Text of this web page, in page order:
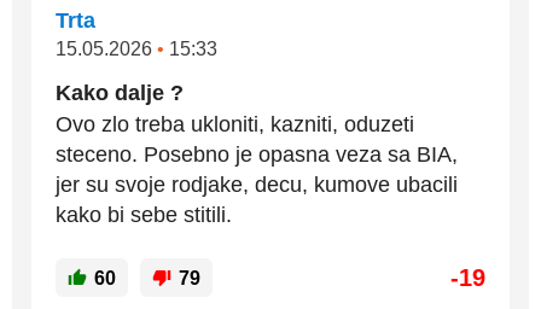
Trta
15.05.2026 • 15:33
Kako dalje ?
Ovo zlo treba ukloniti, kazniti, oduzeti
steceno. Posebno je opasna veza sa BIA,
jer su svoje rodjake, decu, kumove ubacili
kako bi sebe stitili.
60 79 -19